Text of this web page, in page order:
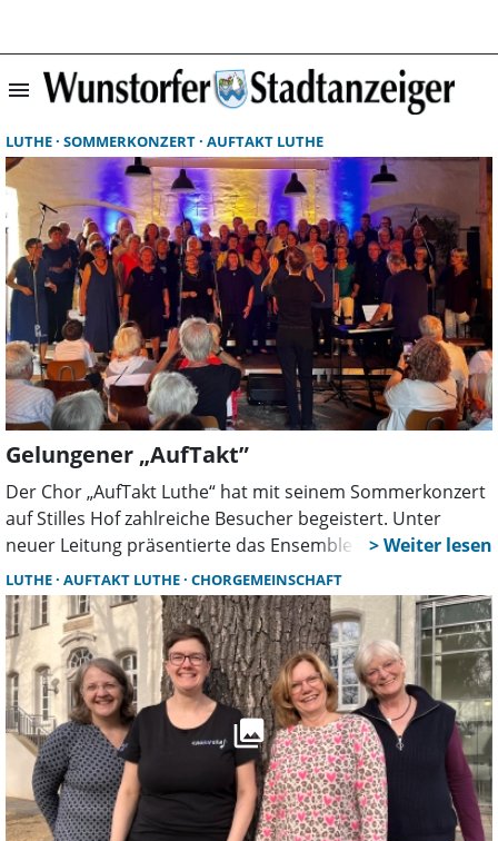
menu
LUTHE SOMMERKONZERT AUFTAKT LUTHE
Gelungener „AufTakt”
Der Chor „AufTakt Luthe“ hat mit seinem Sommerkonzert
auf Stilles Hof zahlreiche Besucher begeistert. Unter
neuer Leitung präsentierte das Ensemble ein vielseitiges
Programm rund um das Motto „Sommer im Regen“. Trotz
großer Hitze waren alle Plätze besetzt.
LUTHE AUFTAKT LUTHE CHORGEMEINSCHAFT